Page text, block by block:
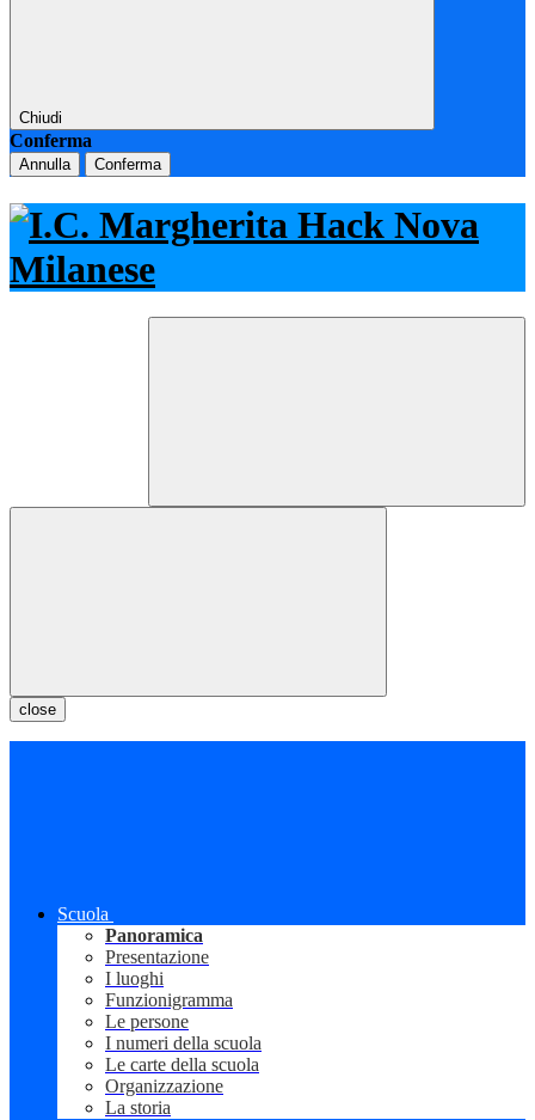
Chiudi
Conferma
Annulla Conferma
close
Scuola
Panoramica
Presentazione
I luoghi
Funzionigramma
Le persone
I numeri della scuola
Le carte della scuola
Organizzazione
La storia